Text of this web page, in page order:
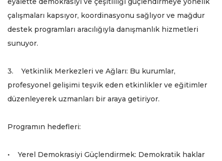
çalışmaları kapsıyor, koordinasyonu sağlıyor ve mağdur
destek programları aracılığıyla danışmanlık hizmetleri
sunuyor.
3. Yetkinlik Merkezleri ve Ağları: Bu kurumlar,
profesyonel gelişimi teşvik eden etkinlikler ve eğitimler
düzenleyerek uzmanları bir araya getiriyor.
Programın hedefleri:
• Yerel Demokrasiyi Güçlendirmek: Demokratik haklar